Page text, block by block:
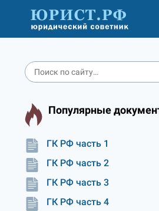
Популярные
ГК РФ часть 1
ГК РФ часть 2
ГК РФ часть 3
ГК РФ часть 4